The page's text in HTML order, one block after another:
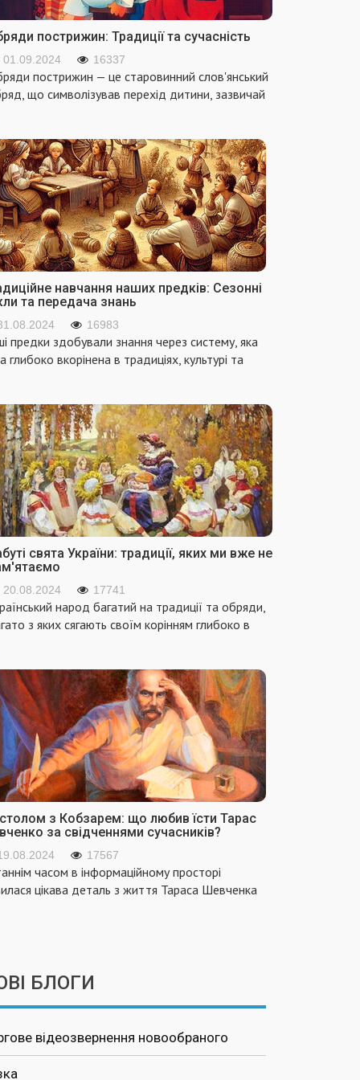
Для
на книш
з
і масло
по
по 1
ложці
тісто
і
на
в
при
і
на
1,5 л
потім у
усі
і
час
на
кусники і
пострижин: Традиції та сучасність
01.09.2024 16337
пострижин — це старовинний слов'янський
що символізував перехід дитини, зазвичай
навчання наших предків: Сезонні
та передача знань
16983
предки здобували знання через систему, яка
глибоко вкорінена в традиціях, культурі та
свята України: традиції, яких ми вже не
20.08.2024 17741
народ багатий на традиції та обряди,
з яких сягають своїм корінням глибоко в
з Кобзарем: що любив їсти Тарас
за свідченнями сучасників?
17567
часом в інформаційному просторі
цікава деталь з життя Тараса Шевченка
БЛОГИ
відеозвернення новообраного